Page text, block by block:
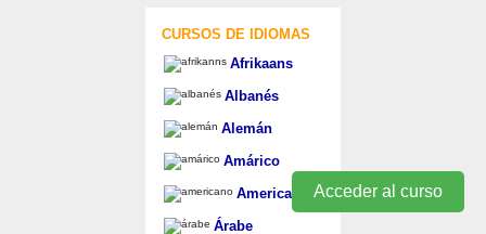
Acceder al curso
CURSOS DE IDIOMAS
Afrikaans
Albanés
Alemán
Amárico
Americano
Árabe